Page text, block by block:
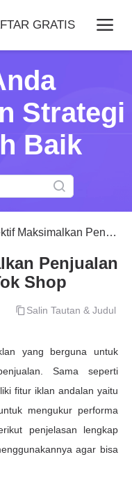
GRATIS
Strategi
Baik
Penjualan Lewat GMV Max TikTok Shop
Penjualan
Shop
Salin Tautan & Judul